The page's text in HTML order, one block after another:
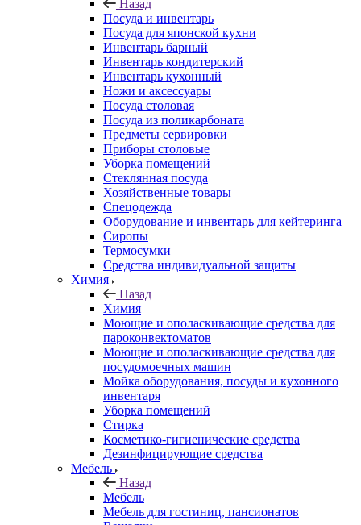
Назад
Посуда и инвентарь
Посуда для японской кухни
Инвентарь барный
Инвентарь кондитерский
Инвентарь кухонный
Ножи и аксессуары
Посуда столовая
Посуда из поликарбоната
Предметы сервировки
Приборы столовые
Уборка помещений
Стеклянная посуда
Хозяйственные товары
Спецодежда
Оборудование и инвентарь для кейтеринга
Сиропы
Термосумки
Средства индивидуальной защиты
Химия
Назад
Химия
Моющие и ополаскивающие средства для
пароконвектоматов
Моющие и ополаскивающие средства для
посудомоечных машин
Мойка оборудования, посуды и кухонного
инвентаря
Уборка помещений
Стирка
Косметико-гигиенические средства
Дезинфицирующие средства
Мебель
Назад
Мебель
Мебель для гостиниц, пансионатов